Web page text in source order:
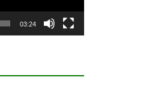
03:24